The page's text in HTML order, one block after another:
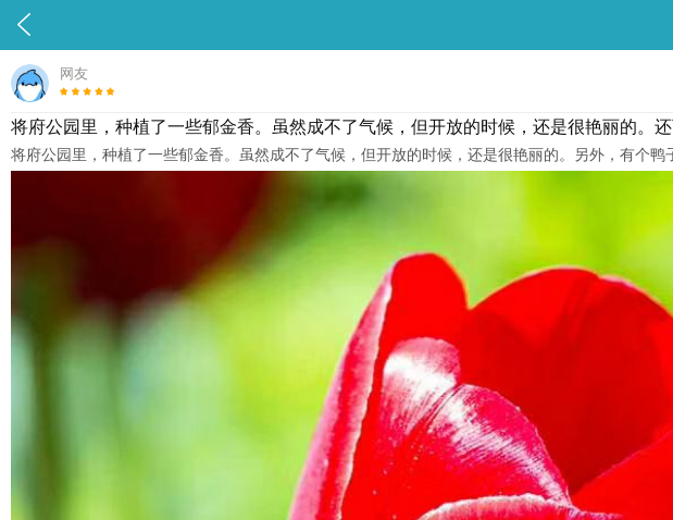

网友
将府公园里，种植了一些郁金香。虽然成不了气候，但开放的时候，还是很艳丽的。
将府公园里，种植了一些郁金香。虽然成不了气候，但开放的时候，还是很艳丽的。另外，有个鸭